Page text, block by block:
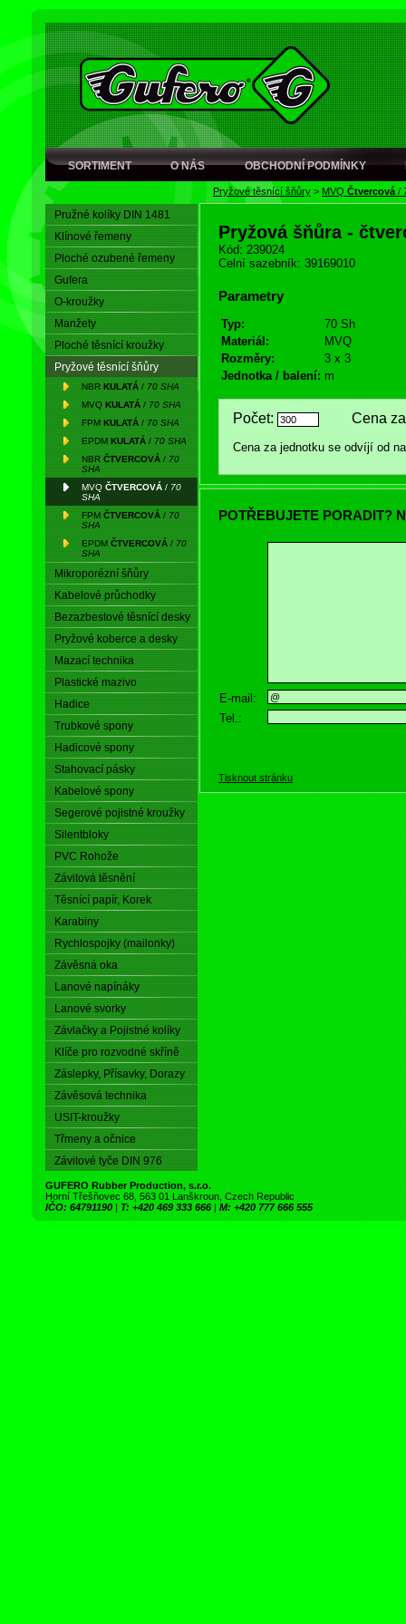
SORTIMENT O NÁS OBCHODNÍ PODMÍNKY
Pryžové těsnící šňůry > MVQ Čtvercová /
Pružné kolíky DIN 1481
Klínové řemeny
Ploché ozubené řemeny
Gufera
O-kroužky
Manžety
Ploché těsnící kroužky
Pryžové těsnící šňůry
NBR KULATÁ / 70 SHA
MVQ KULATÁ / 70 SHA
FPM KULATÁ / 70 SHA
EPDM KULATÁ / 70 SHA
NBR ČTVERCOVÁ / 70
SHA
MVQ ČTVERCOVÁ / 70
SHA
FPM ČTVERCOVÁ / 70
SHA
EPDM ČTVERCOVÁ / 70
SHA
Mikroporézní šňůry
Kabelové průchodky
Bezazbestové těsnící desky
Pryžové koberce a desky
Mazací technika
Plastické mazivo
Hadice
Trubkové spony
Hadicové spony
Stahovací pásky
Kabelové spony
Segerové pojistné kroužky
Silentbloky
PVC Rohože
Závitová těsnění
Těsnící papír, Korek
Karabiny
Rychlospojky (mailonky)
Závěsná oka
Lanové napínáky
Lanové svorky
Závlačky a Pojistné kolíky
Klíče pro rozvodné skříně
Záslepky, Přísavky, Dorazy
Závěsová technika
USIT-kroužky
Třmeny a očnice
Závitové tyče DIN 976
Pryžová šňůra -
Kód: 239024
Celní sazebník: 39169010
Parametry
Typ:
70 Sh
Materiál:
MVQ
Rozměry:
3 x 3
Jednotka / balení: m
Počet: Cena za
Cena za jednotku se odvíjí od
POTŘEBUJETE PORADIT?
E-mail:
Tel.:
Tisknout stránku
GUFERO Rubber Production, s.r.o.
Horní Třešňovec 68, 563 01 Lanškroun, Czech Republic
IČO: 64791190 | T: +420 469 333 666 | M: +420 777 666 555